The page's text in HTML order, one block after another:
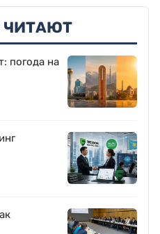
ЧИТАЮТ
погода на